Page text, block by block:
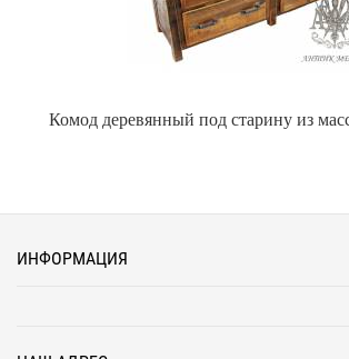
Комод деревянный под старину из
ИНФОРМАЦИЯ